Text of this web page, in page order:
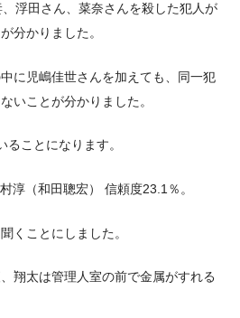
浮田さん、菜奈さんを殺した犯人が
分かりました。
に児嶋佳世さんを加えても、同一犯
いことが分かりました。
ことになります。
淳（和田聰宏） 信頼度23.1％。
くことにしました。
翔太は管理人室の前で金属がすれる